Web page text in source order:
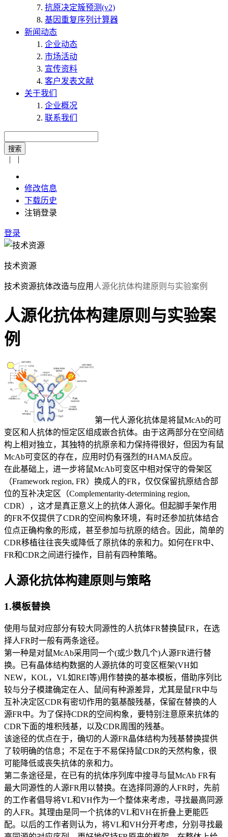
抗原决定簇预测(v2)
基因重复序列计算器
新闻动态
企业动态
市场活动
宣传资料
客户发表文献
关于我们
企业概况
联系我们
搜索
| |
修改信息
下载历史
注销登录
登录
技术资源
技术资源抗体改造与应用 人源化抗体构建原则与实验案例
人源化抗体构建原则与实验案
例
第一代人源化抗体是将鼠McAb的可
变区和人抗体的恒定区组成嵌合抗体。由于这两部分在空间结
构上相对独立，其独特的抗原亲和力保持得很好，但因为有鼠
McAb可变区的存在，应用时仍有强烈的HAMA反应。
在此基础上，进一步将鼠McAb可变区中相对保守的骨架区
（Framework region, FR）换成人的FR，仅仅保留抗原结合部
位的互补决定区（Complementarity-determining region,
CDR），这才是真正意义上的抗体人源化。但起脚手架作用
的FR不仅提供了CDR的空间构象环境，有时还参加抗体结合
位点正确构象的形成，甚至参加与抗原的结合。因此，简单的
CDR移植往往丧失或降低了原抗体的亲和力。如何在FR中、
FR和CDR之间进行操作，目前有四种策略。
人源化抗体构建原则与策略
1.模板替换
使用与鼠对应部分有较大同源性的人抗体FR替换鼠FR，在选
择人FR时一般有两条途径。
第一种是对鼠McAb采用同一个(或少数几个)人源FR进行替
换。已有晶体结构数据的人源抗体的可变区框架(VH如
NEW，KOL，VL如REI等)用作替换的基本模板，借助序列比
较与分子模建确定在人、鼠间有种源差异，尤其是鼠FR中与
互补决定区CDR有密切作用的氨基酸残基，保留在替换的人
源FR中。为了保持CDR的空间构象，要特别注意原来抗体的
CDR下面的堆积残基，以及CDR周围的残基。
该途径的优点在于，确切的人源FR晶体结构为残基替换提供
了较明确的信息；不足在于不易保持鼠CDR的天然构象，很
可能降低或丧失抗体的亲和力。
第二条途径是，在已有的抗体序列库中搜寻与鼠McAb FR有
最大同源性的人源FR用以替换。在选择同源的人FR时，先前
的工作者倡导将VL和VH作为一个整体来考虑，寻找最高同源
的人FR。其理由是同一个抗体的VL和VH在折叠上更能匹
配。以后的工作者则认为，将VL和VH分开考虑，分别寻找最